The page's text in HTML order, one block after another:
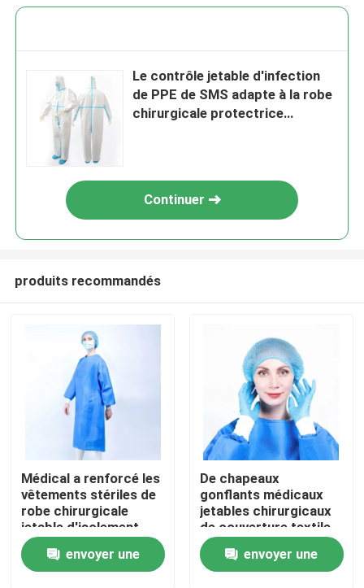
Maison
Produits
Au sujet de nous
Le contrôle jetable d'infection
de PPE de SMS adapte à la robe
chirurgicale protectrice
Continuer
produits recommandés
Médical a renforcé les
vêtements stériles de
robe chirurgicale
jetable d'isolement
non tissés
envoyer une
De chapeaux
gonflants médicaux
jetables chirurgicaux
de couverture textile
tissé principal bleu
non
envoyer une